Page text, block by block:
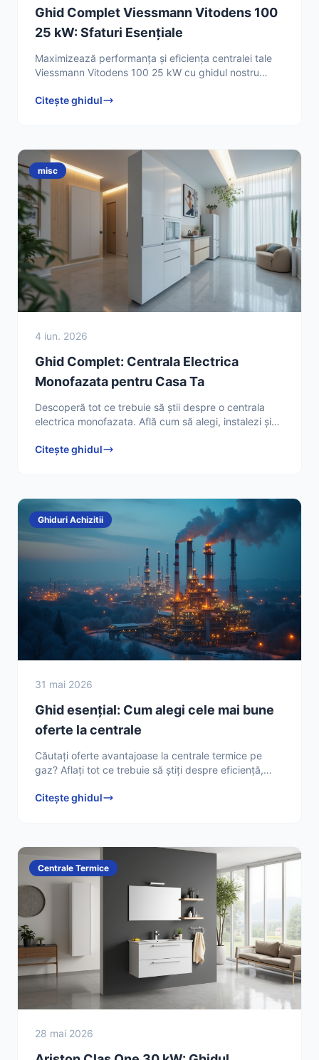
Ghid Complet Viessmann Vitodens 100
25 kW: Sfaturi Esențiale
Maximizează performanța și eficiența centralei tale
Viessmann Vitodens 100 25 kW cu ghidul nostru
întreținere
Citește ghidul
misc
4 iun. 2026
Ghid Complet: Centrala Electrica
Monofazata pentru Casa Ta
Descoperă tot ce trebuie să știi despre o centrala
electrica monofazata. Află cum să alegi, instalezi și
Citește ghidul
Ghiduri Achizitii
31 mai 2026
Ghid esențial: Cum alegi cele mai bune
oferte la centrale
Căutați oferte avantajoase la centrale termice pe
gaz? Aflați tot ce trebuie să știți despre eficiență,
Citește ghidul
Centrale Termice
28 mai 2026